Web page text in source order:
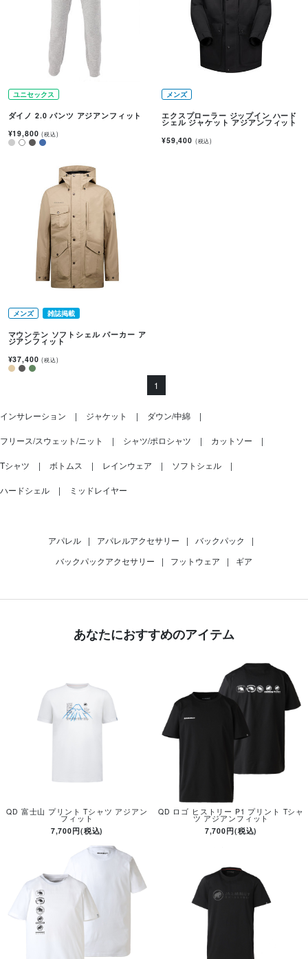
ユニセックス
ダイノ 2.0 パンツ アジアンフィット
¥19,800(税込)
メンズ
エクスプローラー ジップイン ハード
シェル ジャケット アジアンフィット
¥59,400 (税込)
メンズ 雑誌掲載
マウンテン ソフトシェル パーカー ア
ジアンフィット
¥37,400(税込)
1
インサレーション ジャケット ダウン/中綿
フリース/スウェット/ニット シャツ/ポロシャツ カットソー
Tシャツ ボトムス レインウェア ソフトシェル
ハードシェル ミッドレイヤー
アパレル | アパレルアクセサリー | バックパック
|
バックパックアクセサリー
| フットウェア | ギア
あなたにおすすめのアイテム
QD 富士山 プリント Tシャツ アジアン
フィット
7,700円(税込)
QD ロゴ ヒストリー P1 プリント Tシャ
ツ アジアンフィット
7,700円(税込)